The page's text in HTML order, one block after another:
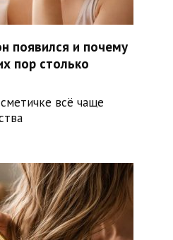
появился и почему
пор столько
всё чаще